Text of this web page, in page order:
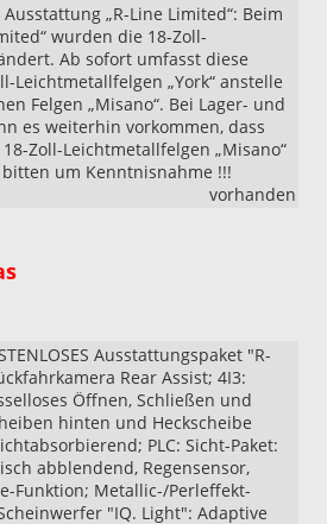
„R-Line Limited“: Beim
wurden die 18-Zoll-
Ab sofort umfasst diese
Leichtmetallfelgen „York“ anstelle
Felgen „Misano“. Bei Lager- und
es weiterhin vorkommen, dass
Zoll-Leichtmetallfelgen „Misano“
um Kenntnisnahme !!!
vorhanden
Ausstattungspaket "R-
Rear Assist; 4I3:
Öffnen, Schließen und
hinten und Heckscheibe
PLC: Sicht-Paket:
abblendend, Regensensor,
Funktion; Metallic-/Perleffekt-
"IQ. Light": Adaptive